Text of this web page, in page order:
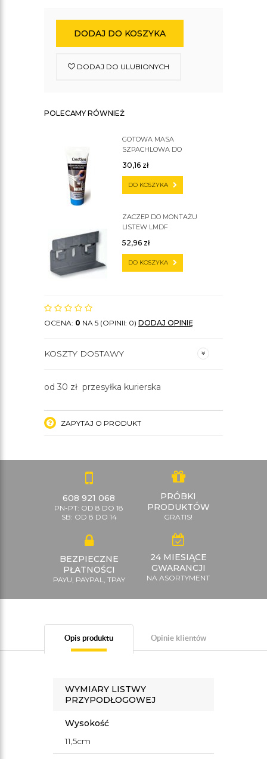
DODAJ DO KOSZYKA
DODAJ DO ULUBIONYCH
POLECAMY RÓWNIEŻ
GOTOWA MASA
SZPACHLOWA DO
30,16 zł
DO KOSZYKA
ZACZEP DO MONTAŻU
LISTEW LMDF
52,96 zł
DO KOSZYKA
OCENA: 0 NA 5 (OPINII: 0) DODAJ OPINIĘ
KOSZTY DOSTAWY
od 30 zł przesyłka kurierska
ZAPYTAJ O PRODUKT
608 921 068
PN-PT: OD 8 DO 18
SB: OD 8 DO 14
PRÓBKI
PRODUKTÓW
GRATIS!
BEZPIECZNE
PŁATNOŚCI
PAYU, PAYPAL, TPAY
24 MIESIĄCE
GWARANCJI
NA ASORTYMENT
Opis produktu Opinie klientów
WYMIARY LISTWY
PRZYPODŁOGOWEJ
Wysokość
11,5cm